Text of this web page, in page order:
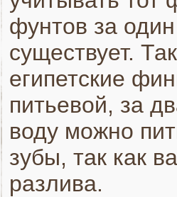
фунтов за
существует.
египетские
питьевой, за
воду можно
зубы, так как
разлива.